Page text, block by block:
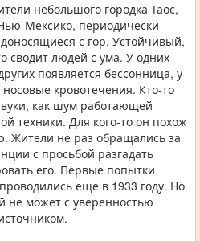
небольшого городка Таос,
Мексико, периодически
с гор. Устойчивый,
сводит людей с ума. У одних
появляется бессонница, у
кровотечения. Кто-то
как шум работающей
техники. Для кого-то он похож
Жители не раз обращались за
с просьбой разгадать
его. Первые попытки
проводились ещё в 1933 году. Но
не может с уверенностью